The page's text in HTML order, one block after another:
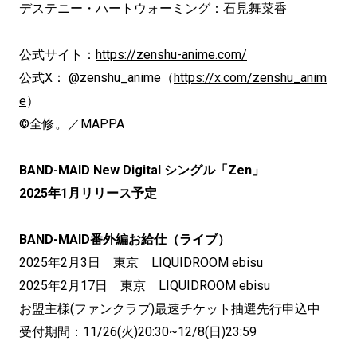
デステニー・ハートウォーミング：石見舞菜香
公式サイト： https://zenshu-anime.com/
公式X： @zenshu_anime（ https://x.com/zenshu_anim
e）
©全修。／MAPPA
BAND-MAID New Digital シングル「Zen」
2025年1月リリース予定
BAND-MAID番外編お給仕（ライブ）
2025年2月3日 東京 LIQUIDROOM ebisu
2025年2月17日 東京 LIQUIDROOM ebisu
お盟主様(ファンクラブ)最速チケット抽選先行申込中
受付期間：11/26(火)20:30~12/8(日)23:59